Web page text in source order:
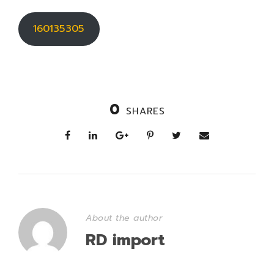
160135305
0 SHARES
About the author
RD import